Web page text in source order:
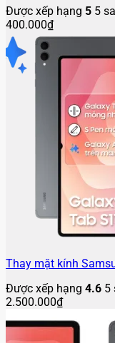
Được xếp hạng 5 5
400.000₫
Thay mặt kính
Được xếp hạng 4.6 5
2.500.000₫